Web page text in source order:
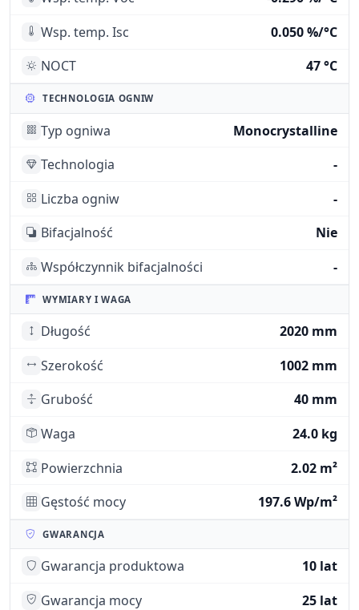
Wsp. temp. Isc
0.050 %/°C
NOCT
47 °C
TECHNOLOGIA OGNIW
Typ ogniwa
Monocrystalline
Technologia
-
Liczba ogniw
-
Bifacjalność
Nie
Współczynnik bifacjalności
-
WYMIARY I WAGA
Długość
2020 mm
Szerokość
1002 mm
Grubość
40 mm
Waga
24.0 kg
Powierzchnia
2.02 m²
Gęstość mocy
197.6 Wp/m²
GWARANCJA
Gwarancja produktowa
10 lat
Gwarancja mocy
25 lat